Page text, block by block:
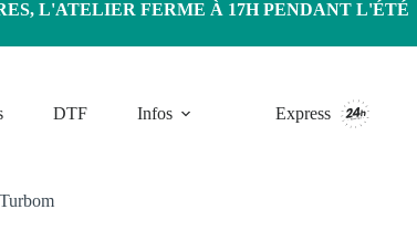
L'ATELIER FERME À 17H PENDANT L'ÉTÉ
DTF Infos Express